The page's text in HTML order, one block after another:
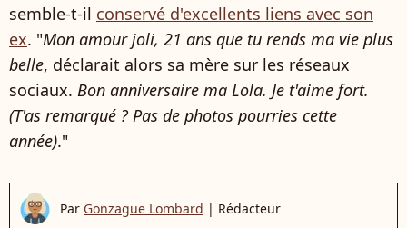
semble-t-il conservé d'excellents liens avec son
ex. "Mon amour joli, 21 ans que tu rends ma vie plus
belle, déclarait alors sa mère sur les réseaux
sociaux. Bon anniversaire ma Lola. Je t'aime fort.
(T'as remarqué ? Pas de photos pourries cette
année)."
Par Gonzague Lombard | Rédacteur